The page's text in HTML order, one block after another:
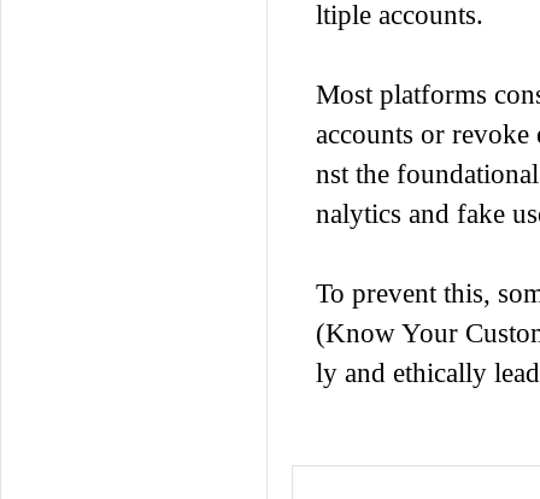
ltiple accounts.
Most platforms
accounts or revoke
nst the
nalytics and fake
To prevent this,
(Know Your
ly and ethically